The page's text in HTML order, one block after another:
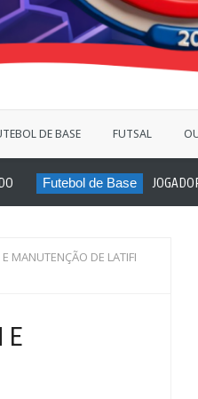
DE BASE FUTSAL
Base JOGADOR SUB-20 DO
MANUTENÇÃO DE LATIFI
E